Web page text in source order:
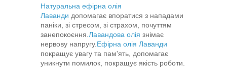
Натуральна ефірна олія
Лаванди допомагає впоратися з нападами
паніки, зі стресом, зі страхом, почуттям
занепокоєння.​​Лавандова олія знімає
нервову напругу.Ефірна олія Лаванди
покращує увагу та пам'ять, допомагає
уникнути помилок, покращує якість роботи.